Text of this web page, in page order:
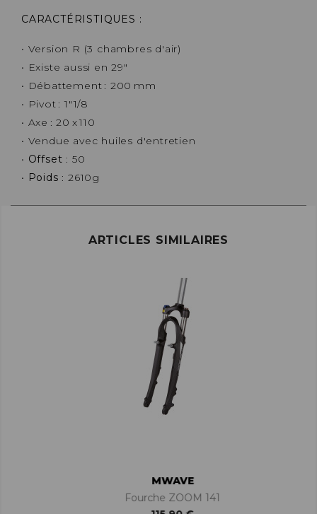
CARACTÉRISTIQUES :
• Version R (3 chambres d'air)
• Existe aussi en 29"
• Débattement : 200 mm
• Pivot : 1"1/8
• Axe : 20 x 110
• Vendue avec huiles d'entretien
• Offset : 50
• Poids : 2610g
ARTICLES SIMILAIRES
MWAVE
Fourche ZOOM 141